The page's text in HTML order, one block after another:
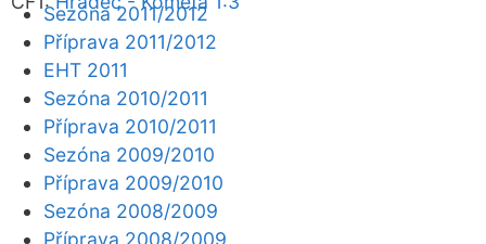
Sezóna 2011/2012
Příprava 2011/2012
EHT 2011
Sezóna 2010/2011
Příprava 2010/2011
Sezóna 2009/2010
Příprava 2009/2010
Sezóna 2008/2009
Příprava 2008/2009